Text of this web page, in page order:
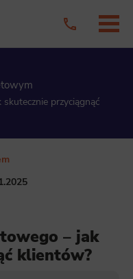
przyciągnąć
– jak
klientów?